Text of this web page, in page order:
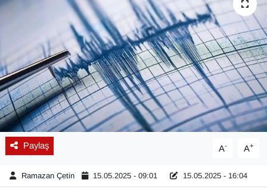
Paylaş A- A+
Ramazan Çetin 15.05.2025 - 09:01 15.05.2025 - 16:04
Dernekler, Odalar
Diğer
DÜNYA
EĞİTİM
EKONOMİ
Eleman
Haber Arşivi